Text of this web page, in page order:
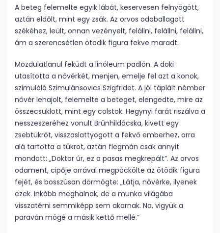
A beteg felemelte egyik lábát, keservesen felnyögött,
aztán eldőlt, mint egy zsák. Az orvos odaballagott
székéhez, leült, onnan vezényelt, felállni, felállni, felállni,
ám a szerencsétlen ötödik figura fekve maradt.
Mozdulatlanul feküdt a linóleum padlón. A doki
utasította a nővérkét, menjen, emelje fel azt a konok,
szimuláló Szimulánsovics Szigfridet. A jól táplált némber
nővér lehajolt, felemelte a beteget, elengedte, mire az
összecsuklott, mint egy colstok. Hegynyi farát riszálva a
nesszeszeréhez vonult Brünhildácska, kivett egy
zsebtükröt, visszaslattyogott a fekvő emberhez, orra
alá tartotta a tükröt, aztán flegmán csak annyit
mondott: „Doktor úr, ez a pasas megkrepált”. Az orvos
odament, cipője orrával megpöckölte az ötödik figura
fejét, és bosszúsan dörmögte: „Látja, nővérke, ilyenek
ezek. Inkább meghalnak, de a munka világába
visszatérni semmiképp sem akarnak. Na, vigyük a
paraván mögé a másik kettő mellé.”